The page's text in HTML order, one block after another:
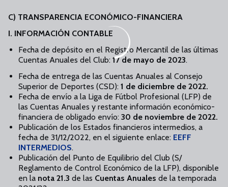
C) TRANSPARENCIA ECONÓMICO-FINANCIERA
I. INFORMACIÓN CONTABLE
Fecha de depósito en el Registro Mercantil de las últimas
Cuentas Anuales del Club: 17 de mayo de 2023.
Fecha de entrega de las Cuentas Anuales al Consejo
Superior de Deportes (CSD): 1 de diciembre de 2022.
Fecha de envío a la Liga de Fútbol Profesional (LFP) de
las Cuentas Anuales y restante información económico-
financiera de obligado envío: 30 de noviembre de 2022.
Publicación de los Estados financieros intermedios, a
fecha de 31/12/2022, en el siguiente enlace: EEFF
INTERMEDIOS.
Publicación del Punto de Equilibrio del Club (S/
Reglamento de Control Económico de la LFP), disponible
en la nota 21.3 de las Cuentas Anuales de la temporada